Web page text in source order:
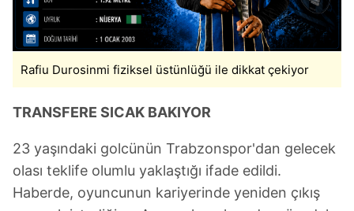
Rafiu Durosinmi fiziksel üstünlüğü ile dikkat çekiyor
TRANSFERE SICAK BAKIYOR
23 yaşındaki golcünün Trabzonspor'dan gelecek
olası teklife olumlu yaklaştığı ifade edildi.
Haberde, oyuncunun kariyerinde yeniden çıkış